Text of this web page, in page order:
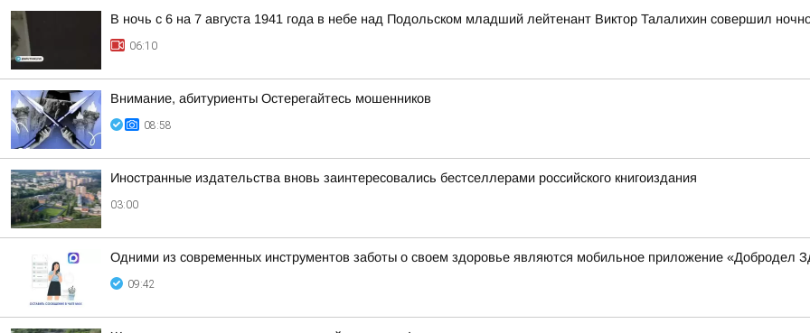
В ночь с 6 на 7 августа 1941 года в небе над Подольском младший лейтенант Виктор Талалихин совершил
06:10
Внимание, абитуриенты Остерегайтесь мошенников
08:58
Иностранные издательства вновь заинтересовались бестселлерами российского книгоиздания
03:00
Одними из современных инструментов заботы о своем здоровье являются мобильное приложение «Добродел
09:42